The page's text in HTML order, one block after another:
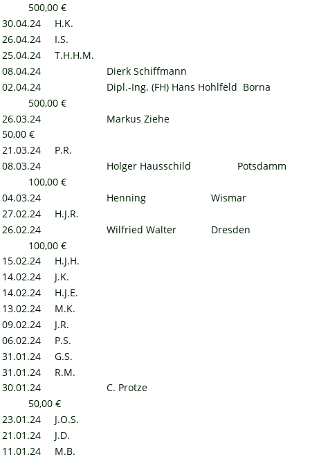
500,00 €
30.04.24
H.K.
26.04.24
I.S.
25.04.24
T.H.H.M.
08.04.24
Dierk Schiffmann
02.04.24
Dipl.-Ing. (FH) Hans Hohlfeld  Borna
500,00 €
26.03.24
Markus Ziehe
50,00 €
21.03.24
P.R.
08.03.24
Holger Hausschild
Potsdamm
100,00 €
04.03.24
Henning
Wismar
27.02.24
H.J.R.
26.02.24
Wilfried Walter
Dresden
100,00 €
15.02.24
H.J.H.
14.02.24
J.K.
14.02.24
H.J.E.
13.02.24
M.K.
09.02.24
J.R.
06.02.24
P.S.
31.01.24
G.S.
31.01.24
R.M.
30.01.24
C. Protze
50,00 €
23.01.24
J.O.S.
21.01.24
J.D.
11.01.24
M.B.